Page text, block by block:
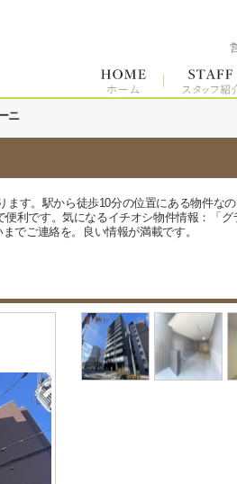
ニ
す。駅から徒歩10分の位置にある物件な
利です。気になるイチオシ物件情報：「
でご連絡を。良い情報が満載です。